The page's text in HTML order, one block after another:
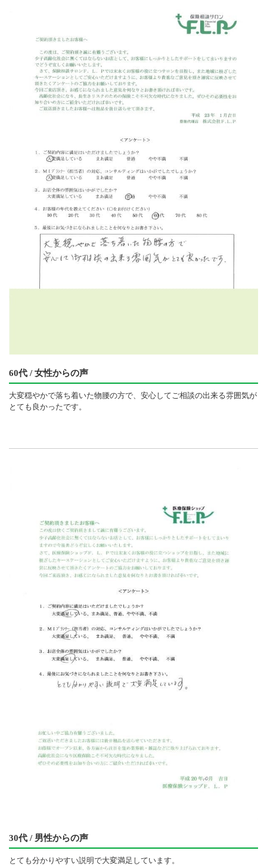
60代 / 女性からの声
大変穏やかで落ち着いた物腰の方で、安心してご相談の出来る雰囲気が
とても良かったです。
30代 / 男性からの声
とても分かりやすい説明で大変満足しています。